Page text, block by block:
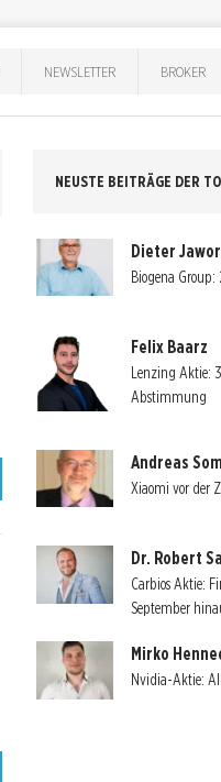
NEWSLETTER BROKER
NEUSTE BEITRÄGE DER
Dieter
Biogena
Felix Baarz
Lenzing Aktie:
Abstimmung
Andreas
Xiaomi vor der
Dr. Robert
Carbios Aktie:
September
Mirko
Nvidia-Aktie: